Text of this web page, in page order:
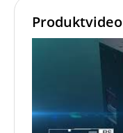
Produktvideo